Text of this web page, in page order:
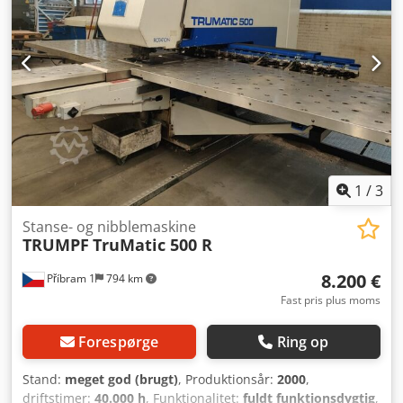
Csdozapqdspfx Ahlsha Hastighed Y-akse: 55 m/min
Styring: CC 220 MASKINDETALJER Maskinens vægt: ca.
8.000 kg
1 /3
Příbram 1 794 km
Stanse- og nibblemaskine
TRUMPF TruMatic 500 R
8.200 €
Fast pris plus moms
Forespørge Ring op
Stand: meget god (brugt), Produktionsår: 2000,
driftstimer: 40.000 h, Funktionalitet: fuldt funktionsdygtig,